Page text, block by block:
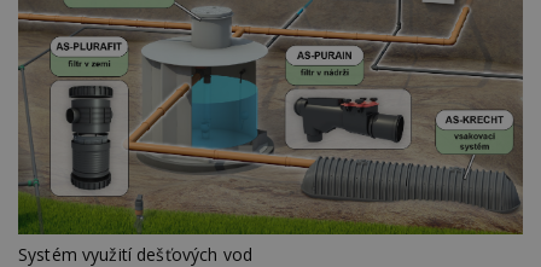
Systém využití dešťových vod